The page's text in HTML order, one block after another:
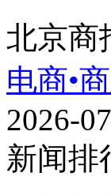
北京商
电商•
2026-
新闻排